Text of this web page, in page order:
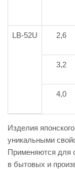
LB-52U 2,6
3,2
4,0
Изделия
уникальными
Применяются для
в бытовых и